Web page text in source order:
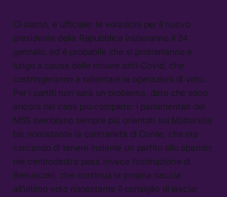
Ci siamo, è ufficiale: le votazioni per il nuovo
presidente della Repubblica inizieranno il 24
gennaio, ed è probabile che si protrarranno a
lungo a causa delle misure anti-Covid, che
costringeranno a rallentare le operazioni di voto.
Per i partiti non sarà un problema, dato che sono
ancora nel caos più completo: i parlamentari del
M5S sembrano sempre più orientati sul Mattarella
bis nonostante la contrarietà di Conte, che sta
cercando di tenere insieme un partito allo sbando;
nel centrodestra pesa invece l’ostinazione di
Berlusconi, che continua la propria caccia
all’ultimo voto nonostante il consiglio di lasciar